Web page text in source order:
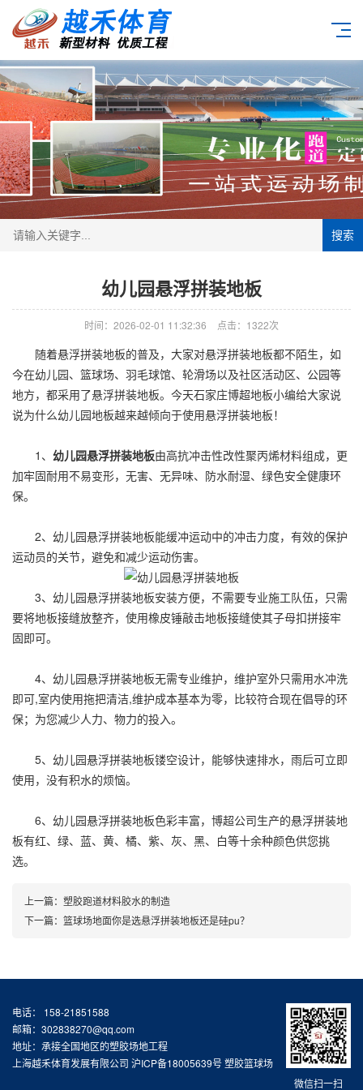
搜索
幼儿园悬浮拼装地板
时间：2026-02-01 11:32:36 点击：1322次
随着悬浮拼装地板的普及，大家对悬浮拼装地板都不陌生，如
今在幼儿园、篮球场、羽毛球馆、轮滑场以及社区活动区、公园等
地方，都采用了悬浮拼装地板。今天石家庄博超地板小编给大家说
说为什么幼儿园地板越来越倾向于使用悬浮拼装地板！
1、 幼儿园悬浮拼装地板由高抗冲击性改性聚丙烯材料组成，更
加牢固耐用不易变形，无害、无异味、防水耐湿、绿色安全健康环
保。
2、幼儿园悬浮拼装地板能缓冲运动中的冲击力度，有效的保护
运动员的关节，避免和减少运动伤害。
3、幼儿园悬浮拼装地板安装方便，不需要专业施工队伍，只需
要将地板接缝放整齐，使用橡皮锤敲击地板接缝使其子母扣拼接牢
固即可。
4、幼儿园悬浮拼装地板无需专业维护，维护室外只需用水冲洗
即可,室内使用拖把清洁,维护成本基本为零，比较符合现在倡导的环
保；为您减少人力、物力的投入。
5、幼儿园悬浮拼装地板镂空设计，能够快速排水，雨后可立即
使用，没有积水的烦恼。
6、幼儿园悬浮拼装地板色彩丰富，博超公司生产的悬浮拼装地
板有红、绿、蓝、黄、橘、紫、灰、黑、白等十余种颜色供您挑
选。
上一篇： 塑胶跑道材料胶水的制造
下一篇： 篮球场地面你是选悬浮拼装地板还是硅pu？
微信扫一扫
电话： 158-21851588
邮箱：302838270@qq.com
地址：承接全国地区的塑胶场地工程
上海越禾体育发展有限公司 沪ICP备18005639号塑胶篮球场